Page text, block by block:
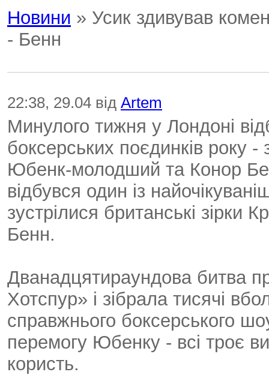
Новини » Усик здивував
- Бенн
22:38, 29.04 від Artem
Минулого тижня у Лондоні
боксерських поєдинків року -
Юбенк-молодший та Конор
відбувся один із
зустрілися британські
Бенн.
Дванадцятираундова битва
Хотспур» і зібрала тисячі
справжнього боксерського
перемогу Юбенку - всі троє
користь.